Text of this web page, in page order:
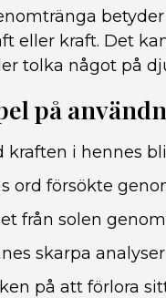
eller kraft. Det
tolka något på
på
kraften i hennes
ord försökte
från solen
skarpa
på att förlora